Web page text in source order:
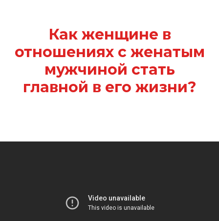
Как женщине в
отношениях с женатым
мужчиной стать
главной в его жизни?